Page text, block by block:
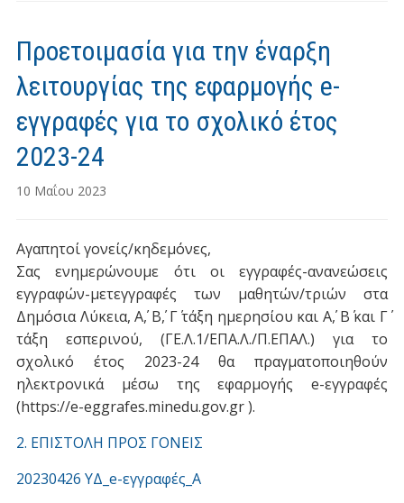
Προετοιμασία για την έναρξη
λειτουργίας της εφαρμογής e-
εγγραφές για το σχολικό έτος
2023-24
10 Μαΐου 2023
Αγαπητοί γονείς/κηδεμόνες,
Σας ενημερώνουμε ότι οι εγγραφές-ανανεώσεις
εγγραφών-μετεγγραφές των μαθητών/τριών στα
Δημόσια Λύκεια, Α΄, Β΄, Γ΄ τάξη ημερησίου και Α΄, Β΄ και Γ΄
τάξη εσπερινού, (ΓΕ.Λ.1/ΕΠΑ.Λ./Π.ΕΠΑΛ.) για το
σχολικό έτος 2023-24 θα πραγματοποιηθούν
ηλεκτρονικά μέσω της εφαρμογής e-εγγραφές
(https://e-eggrafes.minedu.gov.gr ).
2. ΕΠΙΣΤΟΛΗ ΠΡΟΣ ΓΟΝΕΙΣ
20230426 ΥΔ_e-εγγραφές_Α